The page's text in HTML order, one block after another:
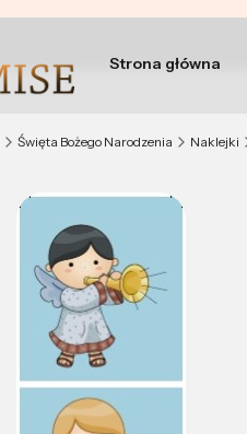
Strona główna
Święta Bożego Narodzenia Naklejki